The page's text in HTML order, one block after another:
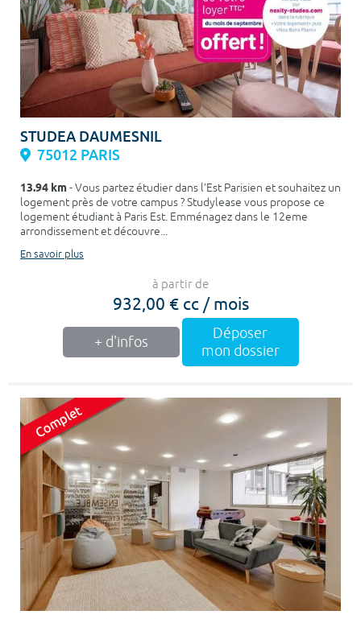
STUDEA DAUMESNIL
75012 PARIS
13.94 km- Vous partez étudier dans l’Est Parisien et souhaitez un
logement près de votre campus ? Studylease vous propose ce
logement étudiant à Paris Est. Emménagez dans le 12eme
arrondissement et découvre...
En savoir plus
à partir de
932,00 € cc / mois
+ d'infos
Déposer
mon dossier